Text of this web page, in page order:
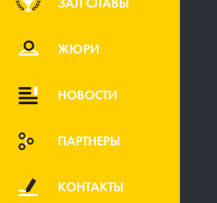
ЖЮРИ
НОВОСТИ
ПАРТНЕРЫ
КОНТАКТЫ